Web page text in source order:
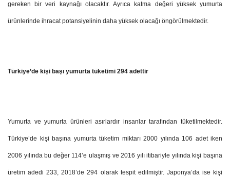
gereken bir veri kaynağı olacaktır. Ayrıca katma değeri yüksek yumurta
ürünlerinde ihracat potansiyelinin daha yüksek olacağı öngörülmektedir.
Türkiye’de kişi başı yumurta tüketimi 294 adettir
Yumurta ve yumurta ürünleri asırlardır insanlar tarafından tüketilmektedir.
Türkiye’de kişi başına yumurta tüketim miktarı 2000 yılında 106 adet iken
2006 yılında bu değer 114’e ulaşmış ve 2016 yılı itibariyle yılında kişi başına
üretim adedi 233, 2018’de 294 olarak tespit edilmiştir. Japonya’da ise kişi